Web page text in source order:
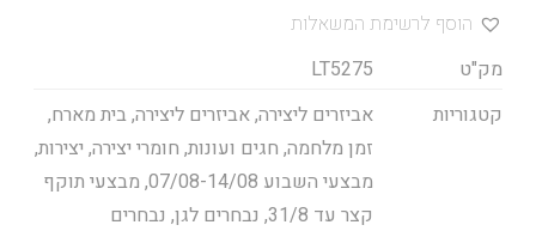
הוסף לרשימת המשאלות
מק"ט
LT5275
קטגוריות
אביזרים ליצירה,אביזרים ליצירה,בית מארח,
זמן מלחמה, חגים ועונות, חומרי יצירה, יצירות,
מבצעי השבוע 07/08-14/08
, מבצעי תוקף
קצר עד 31/8
, נבחרים לגן, נבחרים